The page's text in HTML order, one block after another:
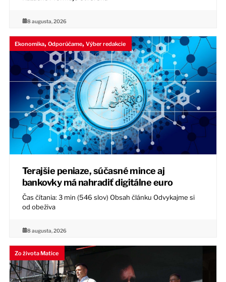
8 augusta, 2026
Ekonomika, Odporúčame, Výber redakcie
Terajšie peniaze, súčasné mince aj
bankovky má nahradiť digitálne euro
Čas čítania: 3 min (546 slov) Obsah článku Odvykajme si
od obeživa
8 augusta, 2026
Zo života Matice